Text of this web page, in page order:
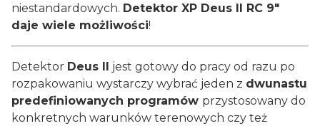
niestandardowych. Detektor XP Deus II RC 9"
daje wiele możliwości!
Detektor Deus II jest gotowy do pracy od razu po
rozpakowaniu wystarczy wybrać jeden z dwunastu
predefiniowanych programów przystosowany do
konkretnych warunków terenowych czy też